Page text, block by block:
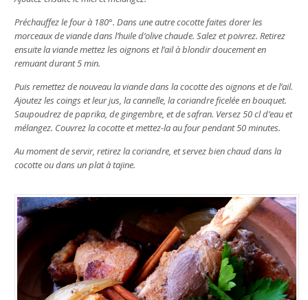
Préchauffez le four à 180°. Dans une autre cocotte faites dorer les
morceaux de viande dans l’huile d’olive chaude. Salez et poivrez. Retirez
ensuite la viande mettez les oignons et l’ail à blondir doucement en
remuant durant 5 min.
Puis remettez de nouveau la viande dans la cocotte des oignons et de l’ail.
Ajoutez les coings et leur jus, la cannelle, la coriandre ficelée en bouquet.
Saupoudrez de paprika, de gingembre, et de safran. Versez 50 cl d’eau et
mélangez. Couvrez la cocotte et mettez-la au four pendant 50 minutes.
Au moment de servir, retirez la coriandre, et servez bien chaud dans la
cocotte ou dans un plat à tajine.